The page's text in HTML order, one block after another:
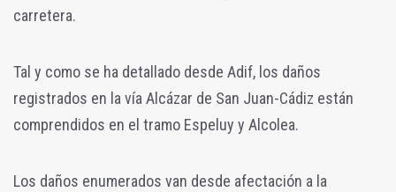
carretera.
Tal y como se ha detallado desde Adif, los daños
registrados en la vía Alcázar de San Juan-Cádiz están
comprendidos en el tramo Espeluy y Alcolea.
Los daños enumerados van desde afectación a la